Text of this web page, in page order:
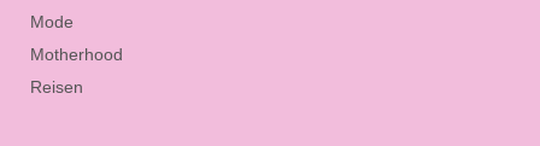
Mode
Motherhood
Reisen